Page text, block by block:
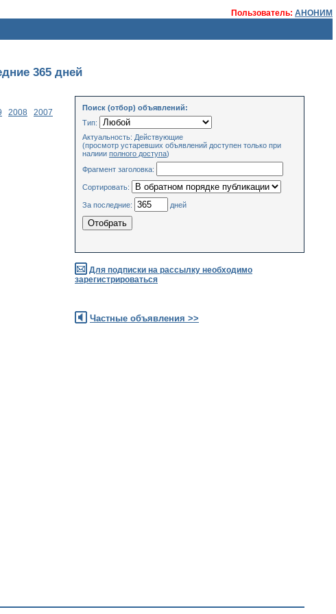
Пользователь: АНОНИМ
365 дней
2008
2007
Поиск (отбор) объявлений:
Тип:
Актуальность: Действующие
(просмотр устаревших объявлений доступен только при
налиии полного доступа)
Фрагмент заголовка:
Сортировать:
За последние: дней
Для подписки на рассылку необходимо
зарегистрироваться
Частные объявления >>